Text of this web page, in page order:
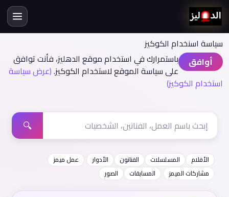
سياسة اسنخدام الكوكيز
أوافق
باستمرارك في استخدام موقع الدهليز، فأنت توافق
على سياسة الموقع لاستخدام الكوكيز.(عرض سياسة
استخدام الكوكيز)
🔍
الأفلام المسلسلات الفنانون الأدوار
عمل ميمز
مشاركات الميمز
المسابقات الصور